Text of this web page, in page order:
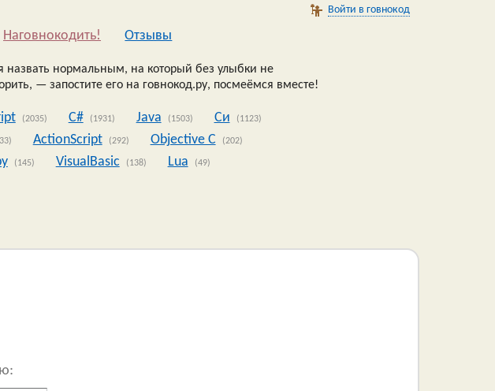
Войти в говнокод
Наговнокодить! Oтзывы
нормальным, на который без улыбки не
— запостите его на говнокод.ру, посмеёмся вместе!
(2035) C# (1931) Java (1503) Си (1123)
ActionScript (292) Objective C (202)
(145) VisualBasic (138) Lua (49)